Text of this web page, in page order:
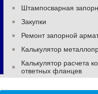
Штампосварная
Закупки
Ремонт запорной
Калькулятор
Калькулятор расчета
ответных фланцев